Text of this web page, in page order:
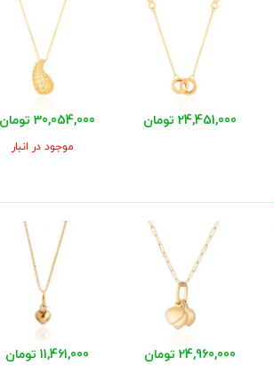
24,451,000 تومان 30,054,000 تومان
موجود در انبار
24,960,000 تومان 11,461,000 تومان